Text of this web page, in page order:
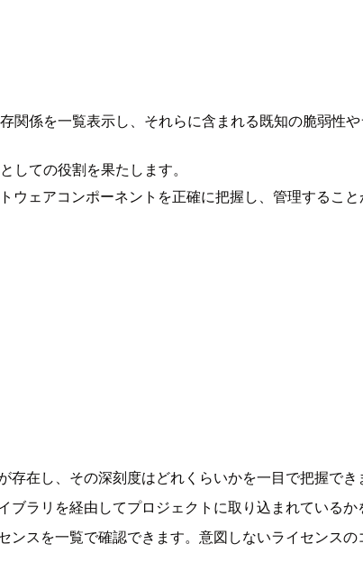
係を一覧表示し、それらに含まれる既知の脆弱性や
しての役割を果たします。
ェアコンポーネントを正確に把握し、管理すること
在し、その深刻度はどれくらいかを一目で把握でき
ラリを経由してプロジェクトに取り込まれているか
スを一覧で確認できます。意図しないライセンス